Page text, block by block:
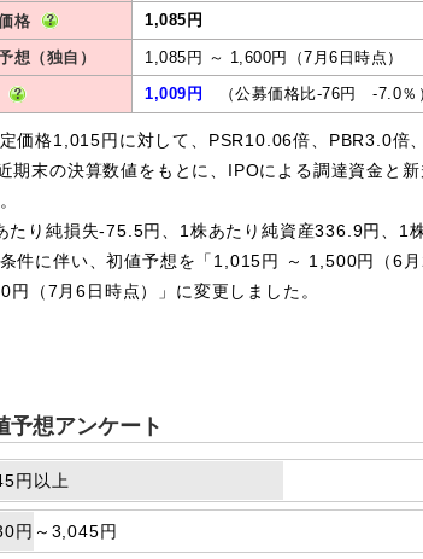
格 1,085円
想（独自） 1,085円 ～ 1,600円（7月6日時点）
1,009円 （公募価格比-76円 -7.0％
定価格1,015円に対して、PSR10.06倍、PBR3.0倍
期末の決算数値をもとに、IPOによる調達資金と
たり純損失-75.5円、1株あたり純資産336.9円、1
条件に伴い、初値予想を「1,015円 ～ 1,500円（6
円（7月6日時点）」に変更しました。
予想アンケート
円以上
円～3,045円